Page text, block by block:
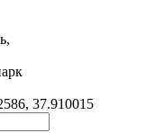
37.910015